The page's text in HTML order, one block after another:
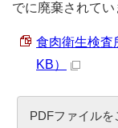
でに廃棄されてい
食肉衛生検査
KB）
PDFファイルを